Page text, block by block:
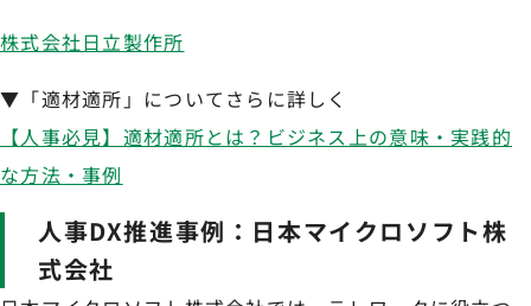
株式会社日立製作所
▼「適材適所」についてさらに詳しく
【人事必見】適材適所とは？ビジネス上の意味・実践的
な方法・事例
人事DX推進事例：日本マイクロソフト株
式会社